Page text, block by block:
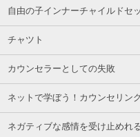
自由の子インナーチャイルドセ
チャツト
カウンセラーとしての失敗
ネットで学ぼう！カウンセリン
ネガティブな感情を受け止めれ